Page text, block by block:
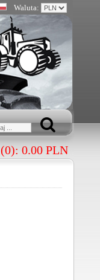
Waluta:
(0): 0.00 PLN